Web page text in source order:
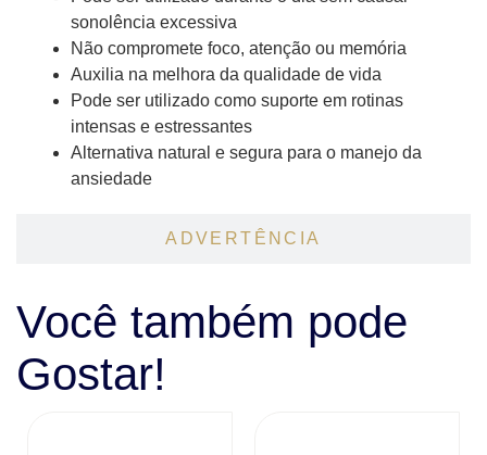
ADVERTÊNCIA
sonolência excessiva
Não compromete foco, atenção ou memória
Auxilia na melhora da qualidade de vida
Pode ser utilizado como suporte em rotinas
intensas e estressantes
Alternativa natural e segura para o manejo da
ansiedade
Você também pode
Gostar!